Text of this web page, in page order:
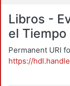
Libros -
el Tiempo
Permanent URI
https://